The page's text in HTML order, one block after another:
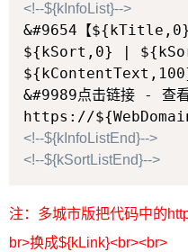
<!--${kInfoList}-->
&#9654【${kTitle,0}
${kSort,0} |
&#9989点击链接 - 查
https://
<!--${kInfoListEnd}-->
<!--${kSortListEnd}-->
注：多城市版把代码中的
br>换成${kLink}<br><br>